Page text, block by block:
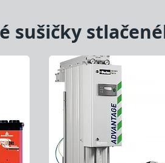
sušičky